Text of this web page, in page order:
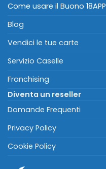
Come usare il Buono 18APP
Blog
Vendici le tue carte
Servizio Caselle
Franchising
Diventa un reseller
Domande Frequenti
Privacy Policy
Cookie Policy